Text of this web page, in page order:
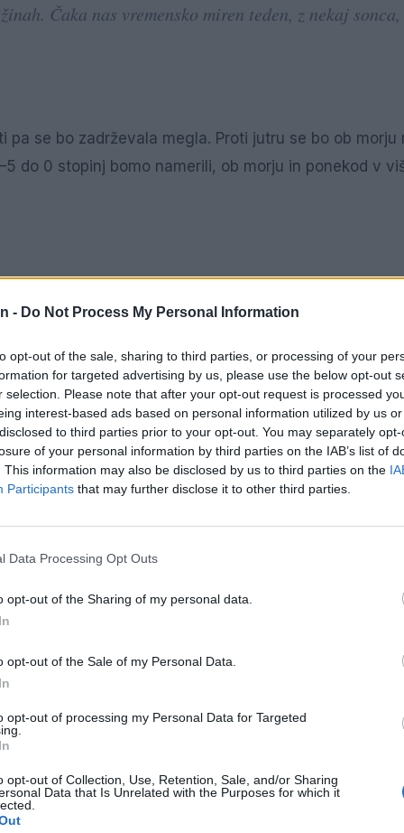
- Do Not Process My Personal Information
opt-out of the sale, sharing to third parties, or processing of your
for targeted advertising by us, please use the below opt-out
selection. Please note that after your opt-out request is processed
interest-based ads based on personal information utilized by us
to third parties prior to your opt-out. You may separately
of your personal information by third parties on the IAB’s list of
This information may also be disclosed by us to third parties on the
Participants that may further disclose it to other third parties.
Data Processing Opt Outs
opt-out of the Sharing of my personal data.
opt-out of the Sale of my Personal Data.
opt-out of processing my Personal Data for Targeted
opt-out of Collection, Use, Retention, Sale, and/or Sharing
Data that Is Unrelated with the Purposes for which it
Čaka nas vremensko miren teden, z nekaj
se bo zadrževala megla. Proti jutru se bo ob morju
do 0 stopinj bomo namerili, ob morju in ponekod v
jasno, a z meglo po nižinah, ki se bo popoldne
Primorskem nekoliko topleje, okoli 12 °C.
kotlini bo vztrajala megla ali nizka oblačnost. Megla
zjutraj in dopoldne po nekaterih nižinah megla.
rahlo dežuje.